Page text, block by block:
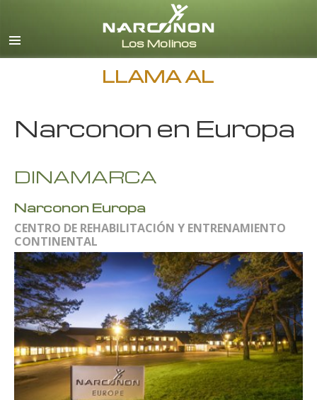
Español (Castellano)
Todas las Regiones/Idiomas
LLAMA AL
Narconon en Europa
DINAMARCA
Narconon Europa
CENTRO DE REHABILITACIÓN Y ENTRENAMIENTO
CONTINENTAL